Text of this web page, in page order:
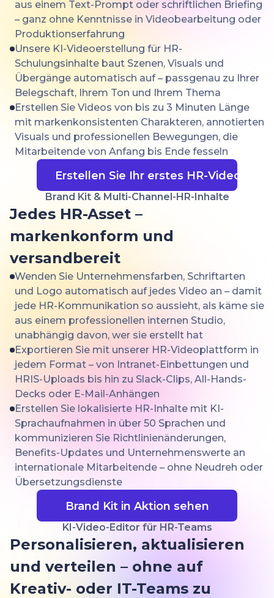
aus einem Text-Prompt oder schriftlichen Briefing
– ganz ohne Kenntnisse in Videobearbeitung oder
Produktionserfahrung
Unsere KI-Videoerstellung für HR-
Schulungsinhalte baut Szenen, Visuals und
Übergänge automatisch auf – passgenau zu Ihrer
Belegschaft, Ihrem Ton und Ihrem Thema
Erstellen Sie Videos von bis zu 3 Minuten Länge
mit markenkonsistenten Charakteren, annotierten
Visuals und professionellen Bewegungen, die
Mitarbeitende von Anfang bis Ende fesseln
Erstellen Sie Ihr erstes HR-Video
Brand Kit & Multi-Channel-HR-Inhalte
Jedes HR-Asset –
markenkonform und
versandbereit
Wenden Sie Unternehmensfarben, Schriftarten
und Logo automatisch auf jedes Video an – damit
jede HR-Kommunikation so aussieht, als käme sie
aus einem professionellen internen Studio,
unabhängig davon, wer sie erstellt hat
Exportieren Sie mit unserer HR-Videoplattform in
jedem Format – von Intranet-Einbettungen und
HRIS-Uploads bis hin zu Slack-Clips, All-Hands-
Decks oder E-Mail-Anhängen
Erstellen Sie lokalisierte HR-Inhalte mit KI-
Sprachaufnahmen in über 50 Sprachen und
kommunizieren Sie Richtlinienänderungen,
Benefits-Updates und Unternehmenswerte an
internationale Mitarbeitende – ohne Neudreh oder
Übersetzungsdienste
Brand Kit in Aktion sehen
KI-Video-Editor für HR-Teams
Personalisieren, aktualisieren
und verteilen – ohne auf
Kreativ- oder IT-Teams zu